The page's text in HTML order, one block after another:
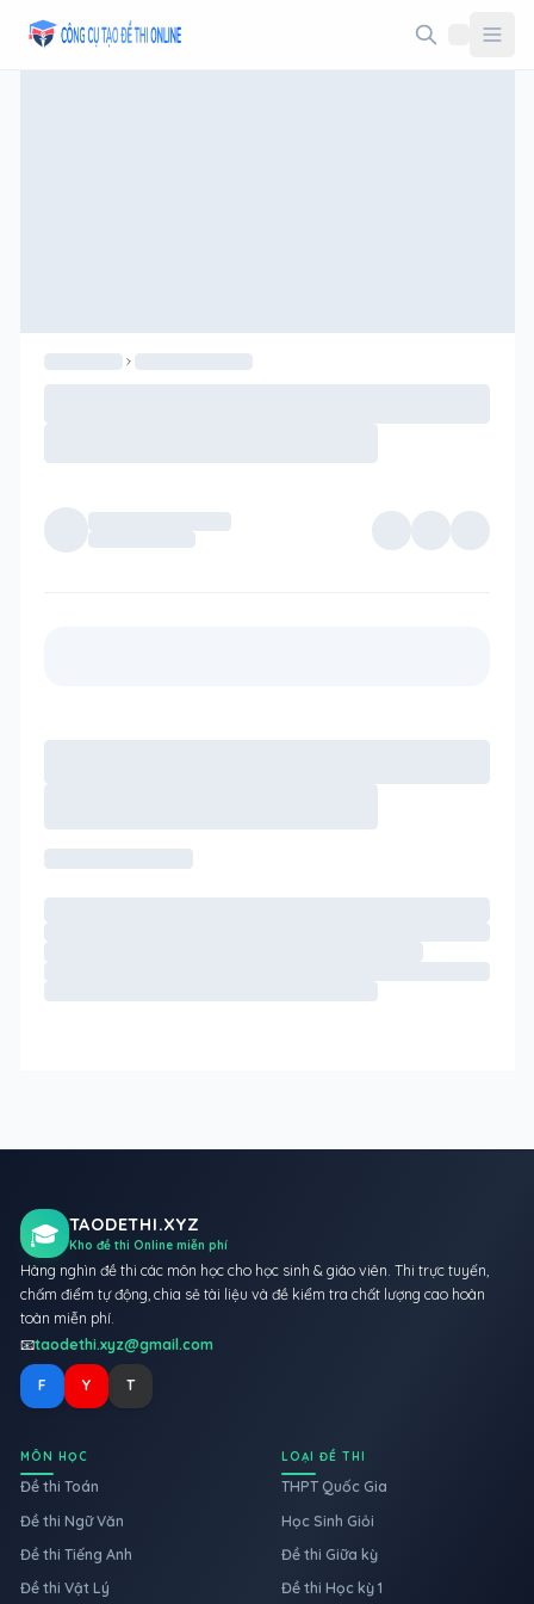
🎓 TAODETHI.XYZ
Kho đề thi Online miễn phí
Hàng nghìn đề thi các môn học cho học sinh & giáo viên. Thi trực tuyến,
chấm điểm tự động, chia sẻ tài liệu và đề kiểm tra chất lượng cao hoàn
toàn miễn phí.
📧taodethi.xyz@gmail.com
F Y T
MÔN HỌC
Đề thi Toán
Đề thi Ngữ Văn
Đề thi Tiếng Anh
Đề thi Vật Lý
LOẠI ĐỀ THI
THPT Quốc Gia
Học Sinh Giỏi
Đề thi Giữa kỳ
Đề thi Học kỳ 1